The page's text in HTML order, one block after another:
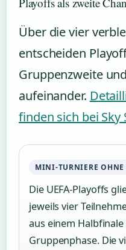
Über die vier
entscheiden
Gruppenzweite
aufeinander.
finden sich bei Sky
MINI-TURNIERE OHNE
Die UEFA-Playoffs
jeweils vier
aus einem
Gruppenphase. Die